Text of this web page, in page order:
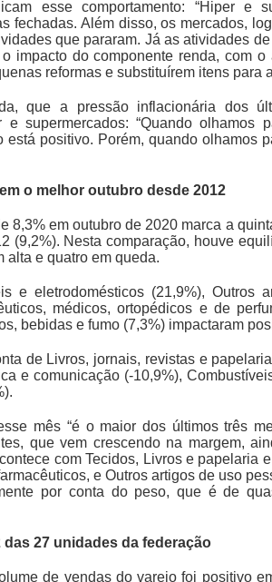
esse comportamento: “Hiper e
fechadas. Além disso, os mercados,
que pararam. Já as atividades
impacto do componente renda, com
reformas e substituírem itens para
que a pressão inflacionária dos
supermercados: “Quando olhamos
está positivo. Porém, quando olhamos
o melhor outubro desde 2012
8,3% em outubro de 2020 marca a
(9,2%). Nesta comparação, houve
alta e quatro em queda.
e eletrodomésticos (21,9%), Outros
médicos, ortopédicos e de
bebidas e fumo (7,3%) impactaram
de Livros, jornais, revistas e
e comunicação (-10,9%),
mês “é o maior dos últimos três
que vem crescendo na margem,
com Tecidos, Livros e papelaria
e Outros artigos de uso
por conta do peso, que é de
27 unidades da federação
de vendas do varejo foi positivo